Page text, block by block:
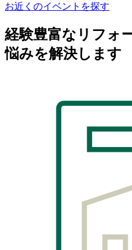
お近くのイベントを探す
経験豊富なリフォ
悩みを解決します